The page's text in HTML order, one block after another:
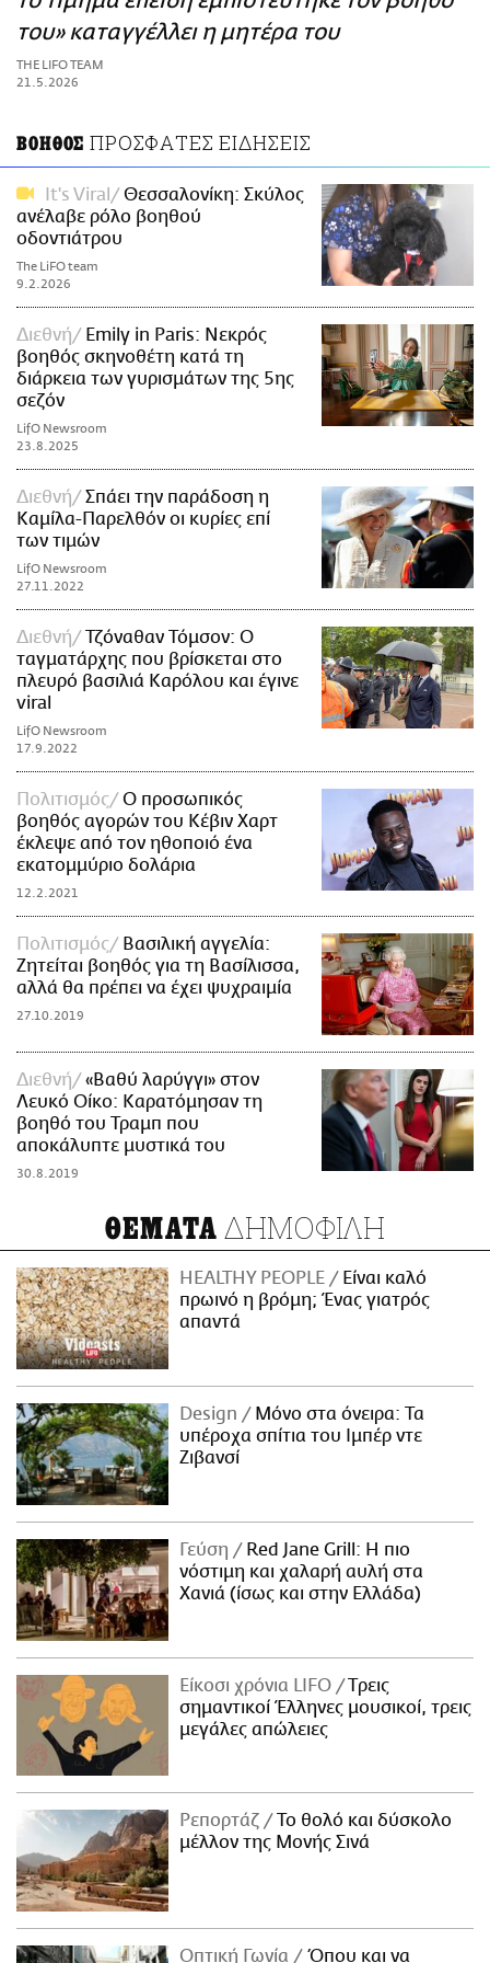
ΑΜΠΑ
PRINT
του» καταγγέλλει η μητέρα του
THE LIFO TEAM
21.5.2026
ΒΟΗΘΟΣ ΠΡΟΣΦΑΤΕΣ ΕΙΔΗΣΕΙΣ
It's Viral
Θεσσαλονίκη: Σκύλος
ανέλαβε ρόλο βοηθού
οδοντιάτρου
The LiFO team
9.2.2026
Διεθνή
Emily in Paris: Νεκρός
βοηθός σκηνοθέτη κατά τη
διάρκεια των γυρισμάτων της 5ης
σεζόν
LifO Newsroom
23.8.2025
Διεθνή
Σπάει την παράδοση η
Καμίλα-Παρελθόν οι κυρίες επί
των τιμών
LifO Newsroom
27.11.2022
Διεθνή
Τζόναθαν Τόμσον: Ο
ταγματάρχης που βρίσκεται στο
πλευρό βασιλιά Καρόλου και έγινε
viral
LifO Newsroom
17.9.2022
Πολιτισμός
Ο προσωπικός
βοηθός αγορών του Κέβιν Χαρτ
έκλεψε από τον ηθοποιό ένα
εκατομμύριο δολάρια
12.2.2021
Πολιτισμός
Βασιλική αγγελία:
Ζητείται βοηθός για τη Βασίλισσα,
αλλά θα πρέπει να έχει ψυχραιμία
27.10.2019
Διεθνή
«Βαθύ λαρύγγι» στον
Λευκό Οίκο: Καρατόμησαν τη
βοηθό του Τραμπ που
αποκάλυπτε μυστικά του
30.8.2019
ΘΕΜΑΤΑ ΔΗΜΟΦΙΛΗ
HEALTHY PEOPLE
Είναι καλό
πρωινό η βρόμη; Ένας γιατρός
απαντά
Design
Μόνο στα όνειρα: Τα
υπέροχα σπίτια του Ιμπέρ ντε
Ζιβανσί
Γεύση
Red Jane Grill: Η πιο
νόστιμη και χαλαρή αυλή στα
Χανιά (ίσως και στην Ελλάδα)
Είκοσι χρόνια LIFO
Tρεις
σημαντικοί Έλληνες μουσικοί, τρεις
μεγάλες απώλειες
Ρεπορτάζ
Το θολό και δύσκολο
μέλλον της Μονής Σινά
Οπτική Γωνία Όπου και να